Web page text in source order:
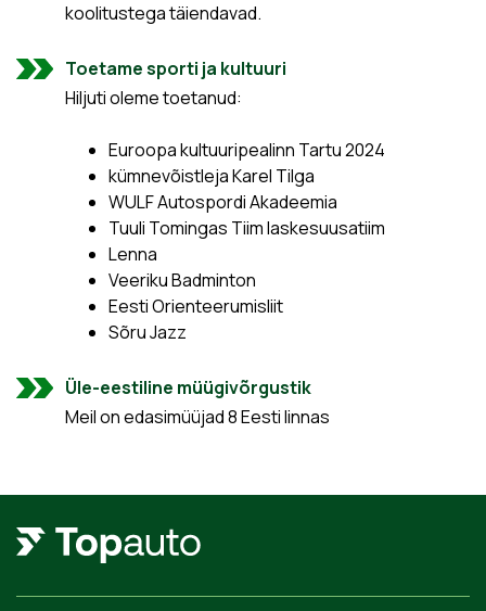
koolitustega täiendavad.
Toetame sporti ja kultuuri
Hiljuti oleme toetanud:
Euroopa kultuuripealinn Tartu 2024
kümnevõistleja Karel Tilga
WULF Autospordi Akadeemia
Tuuli Tomingas Tiim laskesuusatiim
Lenna
Veeriku Badminton
Eesti Orienteerumisliit
Sõru Jazz
Üle-eestiline müügivõrgustik
Meil on edasimüüjad 8 Eesti linnas